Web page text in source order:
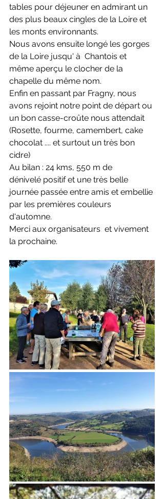
tables pour déjeuner en admirant un
des plus beaux cingles de la Loire et
les monts environnants.
Nous avons ensuite longé les gorges
de la Loire jusqu' à  Chantois et
même aperçu le clocher de la
chapelle du même nom.
Enfin en passant par Fragny, nous
avons rejoint notre point de départ ou
un bon casse-croûte nous attendait
(Rosette, fourme, camembert, cake
chocolat .... et surtout un très bon
cidre)
Au bilan : 24 kms, 550 m de
dénivelé positif et une très belle
journée passée entre amis et embellie
par les premières couleurs
d'automne.
Merci aux organisateurs  et vivement
la prochaine.